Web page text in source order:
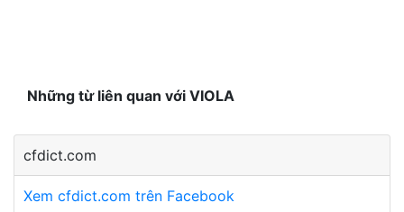
Những từ liên quan với VIOLA
cfdict.com
Xem cfdict.com trên Facebook